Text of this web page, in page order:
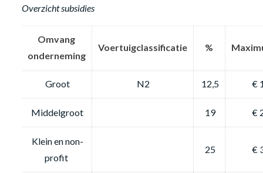
Overzicht subsidies
Omvang
onderneming
Voertuigclassificatie %
Groot N2 12,5 €
Middelgroot 19 €
Klein en non-
profit
25 €